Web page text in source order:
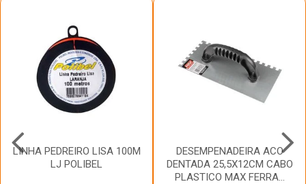
LINHA PEDREIRO LISA 100M
LJ POLIBEL
DESEMPENADEIRA ACO
DENTADA 25,5X12CM CABO
PLASTICO MAX FERRA...